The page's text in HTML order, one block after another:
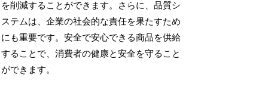
を削減することができます。さらに、品質シ
ステムは、企業の社会的な責任を果たすため
にも重要です。安全で安心できる商品を供給
することで、消費者の健康と安全を守ること
ができます。